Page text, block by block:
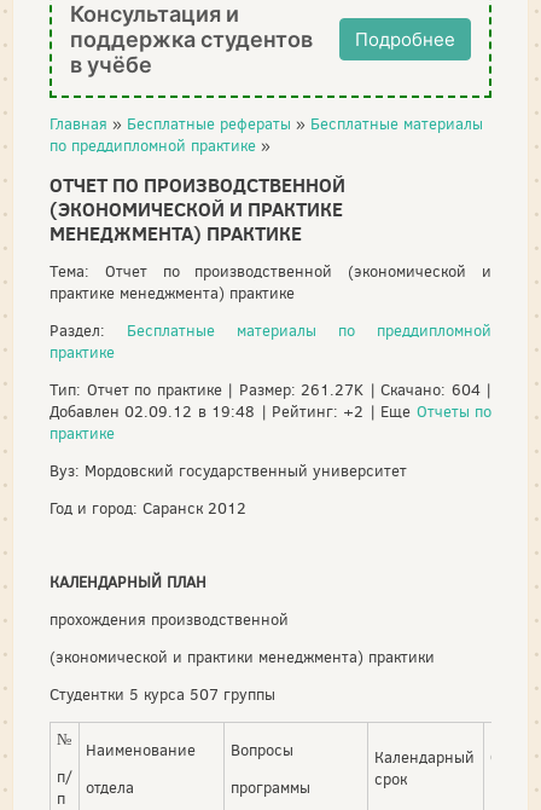
Консультация и
поддержка студентов
в учёбе
Подробнее
Главная » Бесплатные рефераты » Бесплатные материалы
по преддипломной практике »
ОТЧЕТ ПО ПРОИЗВОДСТВЕННОЙ
(ЭКОНОМИЧЕСКОЙ И ПРАКТИКЕ
МЕНЕДЖМЕНТА) ПРАКТИКЕ
Тема: Отчет по производственной (экономической и
практике менеджмента) практике
Раздел: Бесплатные материалы по преддипломной
практике
Тип: Отчет по практике | Размер: 261.27K | Скачано: 604 |
Добавлен 02.09.12 в 19:48 | Рейтинг: +2 | Еще Отчеты по
практике
Вуз: Мордовский государственный университет
Год и город: Саранск 2012
КАЛЕНДАРНЫЙ ПЛАН
прохождения производственной
(экономической и практики менеджмента) практики
Студентки 5 курса 507 группы
№
п/
п
Наименование
отдела
Вопросы
программы
Календарный
срок